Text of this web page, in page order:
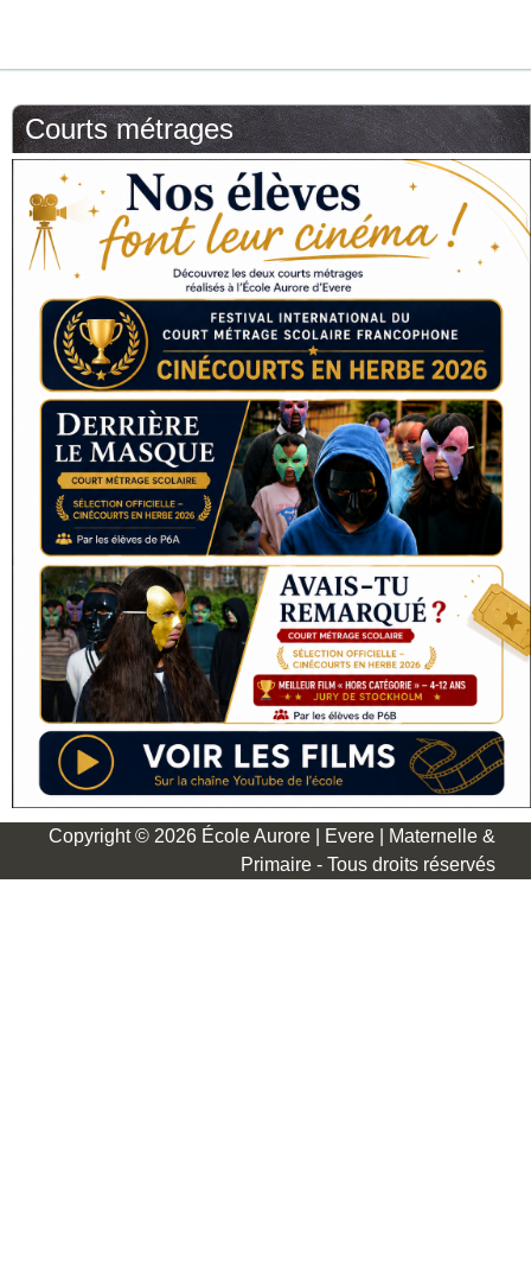
Courts métrages
Copyright © 2026 École Aurore | Evere | Maternelle &
Primaire - Tous droits réservés